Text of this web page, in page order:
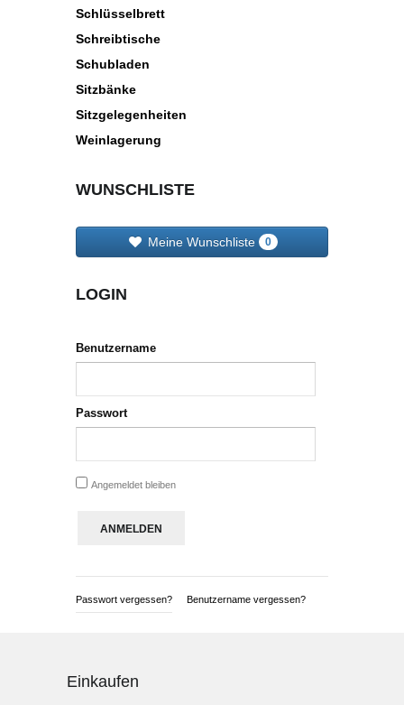
Schlüsselbrett
Schreibtische
Schubladen
Sitzbänke
Sitzgelegenheiten
Weinlagerung
WUNSCHLISTE
Meine Wunschliste 0
LOGIN
Benutzername
Passwort
Angemeldet bleiben
Passwort vergessen? Benutzername vergessen?
Einkaufen